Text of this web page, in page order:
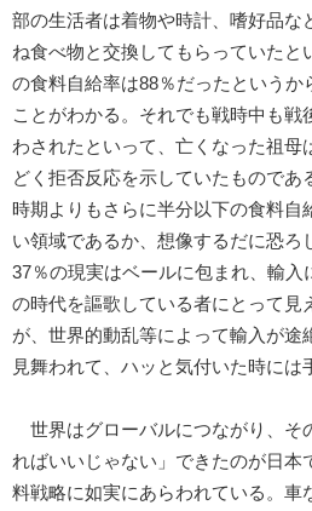
部の生活者は着物や時計、嗜好品な
ね食べ物と交換してもらっていたと
の食料自給率は88％だったというか
ことがわかる。それでも戦時中も戦
わされたといって、亡くなった祖母
どく拒否反応を示していたものであ
時期よりもさらに半分以下の食料自
い領域であるか、想像するだに恐ろ
37％の現実はベールに包まれ、輸入
の時代を謳歌している者にとって見
が、世界的動乱等によって輸入が途
見舞われて、ハッと気付いた時には
世界はグローバルにつながり、そ
ればいいじゃない」できたのが日本
料戦略に如実にあらわれている。車